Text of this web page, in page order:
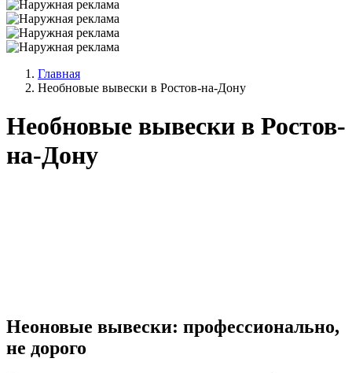
Главная
Необновые вывески в Ростов-на-Дону
Необновые вывески в Ростов-
на-Дону
Неоновые вывески: профессионально,
не дорого